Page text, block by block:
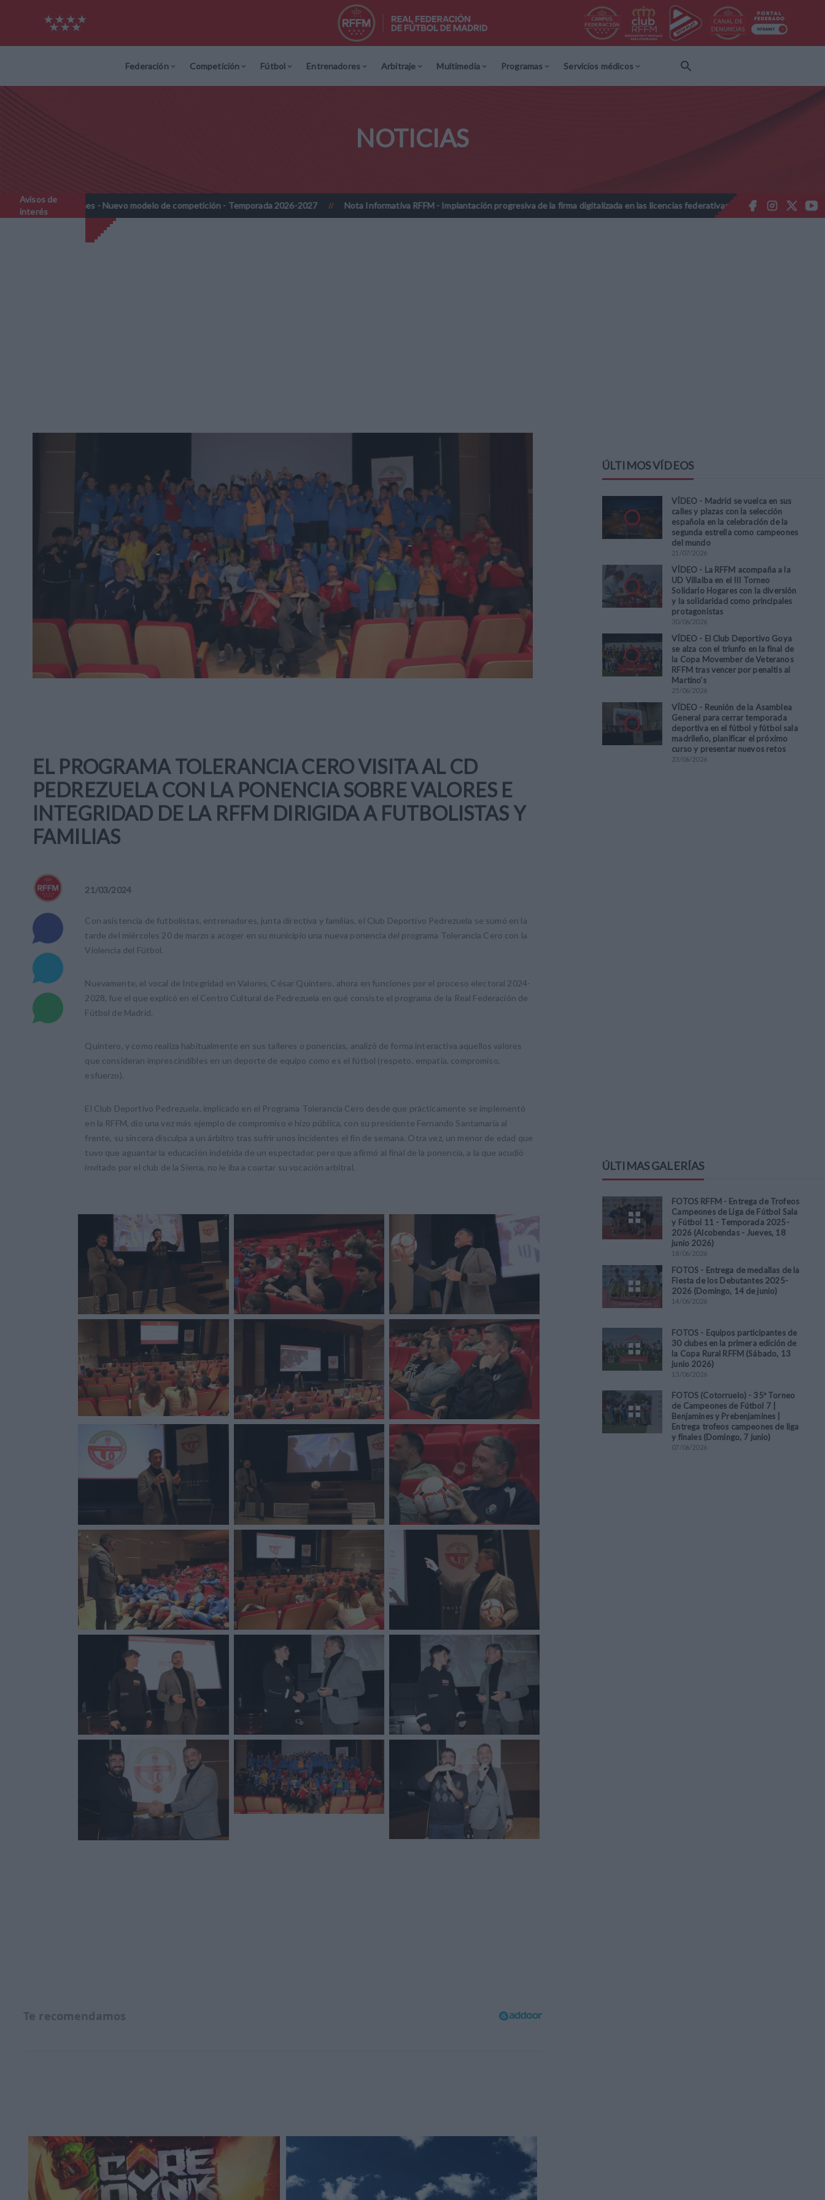
Federación Competición Fútbol Entrenadores Arbitraje Multimedia Programas Servicios médicos
NOTICIAS
Avisos de
interés
- Nuevo modelo de competición - Temporada 2026-2027 // Nota Informativa RFFM - Implantación progresiva de la firma digitalizada en las licencias federativas - Temporada 2026-2027 Nota
EL PROGRAMA TOLERANCIA CERO VISITA AL CD
PEDREZUELA CON LA PONENCIA SOBRE VALORES E
INTEGRIDAD DE LA RFFM DIRIGIDA A FUTBOLISTAS Y
FAMILIAS
21/03/2024
Con asistencia de futbolistas, entrenadores, junta directiva y familias, el Club Deportivo Pedrezuela se sumó en la
tarde del miércoles 20 de marzo a acoger en su municipio una nueva ponencia del programa Tolerancia Cero con la
Violencia del Fútbol.
Nuevamente, el vocal de Integridad en Valores, César Quintero, ahora en funciones por el proceso electoral 2024-
2028, fue el que explicó en el Centro Cultural de Pedrezuela en qué consiste el programa de la Real Federación de
Fútbol de Madrid.
Quintero, y como realiza habitualmente en sus talleres o ponencias, analizó de forma interactiva aquellos valores
que consideran imprescindibles en un deporte de equipo como es el fútbol (respeto, empatía, compromiso,
esfuerzo).
El Club Deportivo Pedrezuela, implicado en el Programa Tolerancia Cero desde que prácticamente se implementó
en la RFFM, dio una vez más ejemplo de compromiso e hizo pública, con su presidente Fernando Santamaría al
frente, su sincera disculpa a un árbitro tras sufrir unos incidentes el fin de semana. Otra vez, un menor de edad que
tuvo que aguantar la educación indebida de un espectador, pero que afirmó al final de la ponencia, a la que acudió
invitado por el club de la Sierra, no le iba a coartar su vocación arbitral.
ÚLTIMOS VÍDEOS
VÍDEO - Madrid se vuelca en sus
calles y plazas con la selección
española en la celebración de la
segunda estrella como campeones
del mundo
21 /07/2026
VÍDEO - La RFFM acompaña a la
UD Villalba en el III Torneo
Solidario Hogares con la diversión
y la solidaridad como principales
protagonistas
30/06/2026
VÍDEO - El Club Deportivo Goya
se alza con el triunfo en la final de
la Copa Movember de Veteranos
RFFM tras vencer por penaltis al
Martino's
25/06/2026
VÍDEO - Reunión de la Asamblea
General para cerrar temporada
deportiva en el fútbol y fútbol sala
madrileño, planificar el próximo
curso y presentar nuevos retos
23/06/2026
ÚLTIMAS GALERÍAS
FOTOS RFFM - Entrega de Trofeos
Campeones de Liga de Fútbol Sala
y Fútbol 11 - Temporada 2025-
2026 (Alcobendas - Jueves, 18
junio 2026)
18/06/2026
FOTOS - Entrega de medallas de la
Fiesta de los Debutantes 2025-
2026 (Domingo, 14 de junio)
14/06/2026
FOTOS - Equipos participantes de
30 clubes en la primera edición de
la Copa Rural RFFM (Sábado, 13
junio 2026)
13/06/2026
FOTOS (Cotorruelo) - 35º Torneo
de Campeones de Fútbol 7 |
Benjamines y Prebenjamines |
Entrega trofeos campeones de liga
y finales (Domingo, 7 junio)
07/06/2026